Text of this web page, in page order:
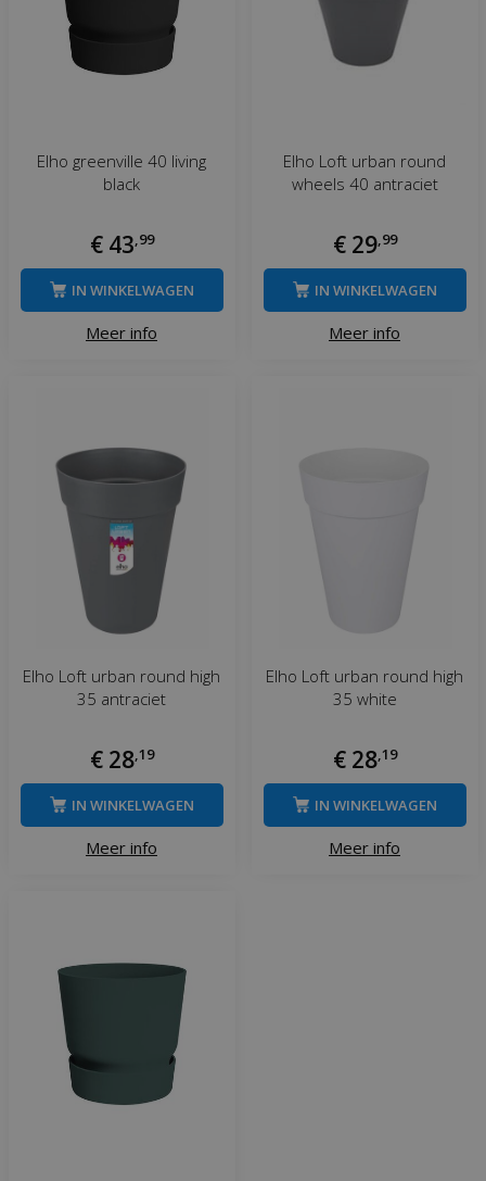
Elho greenville 40 living
black
€ 43 99
Meer info
IN WINKELWAGEN
Elho Loft urban round
wheels 40 antraciet
€ 29, 99
Meer info
IN WINKELWAGEN
Elho Loft urban round high
35 antraciet
€ 28 19
Meer info
IN WINKELWAGEN
Elho Loft urban round high
35 white
€ 28 19
Meer info
IN WINKELWAGEN